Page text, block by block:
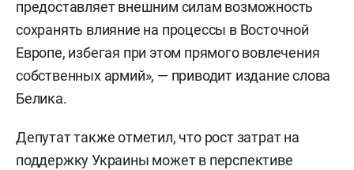
предоставляет внешним силам возможность
сохранять влияние на процессы в Восточной
Европе, избегая при этом прямого вовлечения
собственных армий», — приводит издание слова
Белика.
Депутат также отметил, что рост затрат на
поддержку Украины может в перспективе